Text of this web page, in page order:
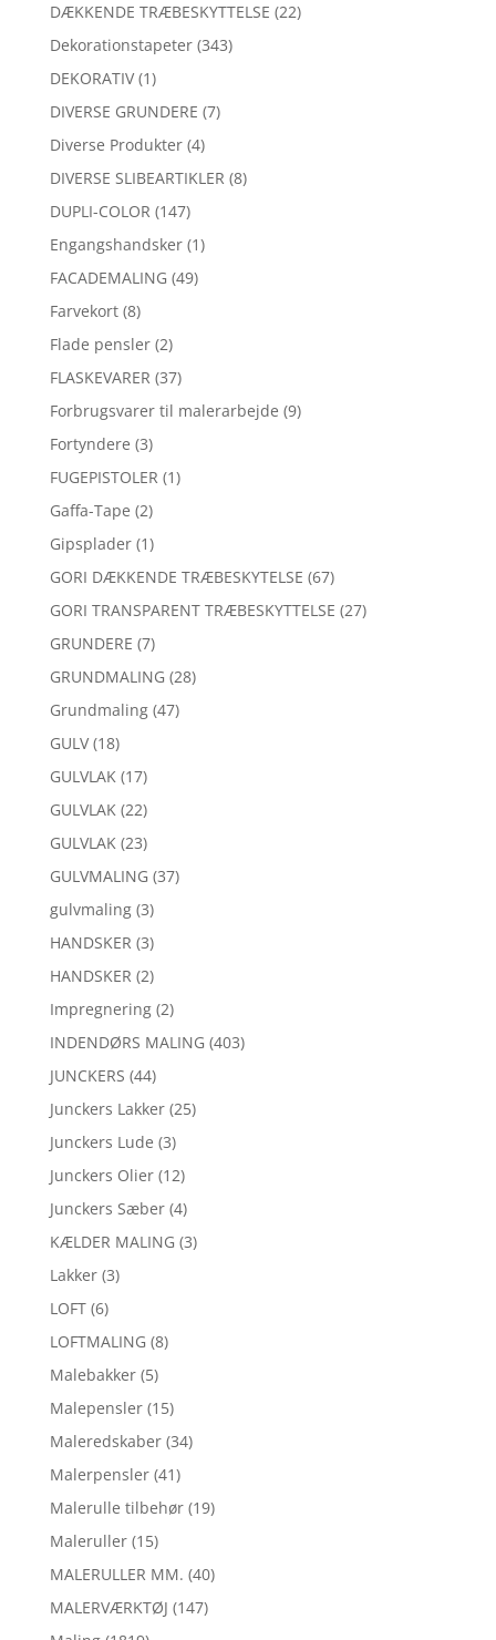
DÆKKENDE TRÆBESKYTTELSE (22)
Dekorationstapeter (343)
DEKORATIV (1)
DIVERSE GRUNDERE (7)
Diverse Produkter (4)
DIVERSE SLIBEARTIKLER (8)
DUPLI-COLOR (147)
Engangshandsker (1)
FACADEMALING (49)
Farvekort (8)
Flade pensler (2)
FLASKEVARER (37)
Forbrugsvarer til malerarbejde (9)
Fortyndere (3)
FUGEPISTOLER (1)
Gaffa-Tape (2)
Gipsplader (1)
GORI DÆKKENDE TRÆBESKYTELSE (67)
GORI TRANSPARENT TRÆBESKYTTELSE (27)
GRUNDERE (7)
GRUNDMALING (28)
Grundmaling (47)
GULV (18)
GULVLAK (17)
GULVLAK (22)
GULVLAK (23)
GULVMALING (37)
gulvmaling (3)
HANDSKER (3)
HANDSKER (2)
Impregnering (2)
INDENDØRS MALING (403)
JUNCKERS (44)
Junckers Lakker (25)
Junckers Lude (3)
Junckers Olier (12)
Junckers Sæber (4)
KÆLDER MALING (3)
Lakker (3)
LOFT (6)
LOFTMALING (8)
Malebakker (5)
Malepensler (15)
Maleredskaber (34)
Malerpensler (41)
Malerulle tilbehør (19)
Maleruller (15)
MALERULLER MM. (40)
MALERVÆRKTØJ (147)